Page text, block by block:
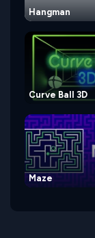
Hangman
Curve Ball 3D
Maze